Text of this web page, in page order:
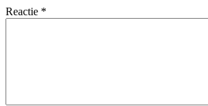
Reactie *